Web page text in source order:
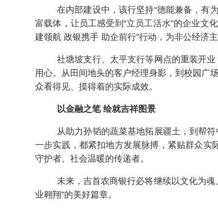
在内部建设中，该行坚持“德能兼备，有
富载体，让员工感受到“立员工活水”的企业文
建领航 政银携手 助企前行”行动，为非公经济
社塘坡支行、太平支行等网点的重装开
用心。从田间地头的客户经理身影，到校园广
众看得见、摸得着的实际成效。
以金融之笔 绘就吉祥图景
从助力孙韬的蔬菜基地拓展疆土，到帮
一步实践，都紧扣地方发展脉搏，紧贴群众实
守护者、社会温暖的传递者。
未来，吉首农商银行必将继续以文化为
业翱翔”的美好篇章。